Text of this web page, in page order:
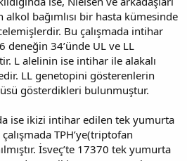
alkol bağımlısı bir hasta kümesinde
Bu çalışmada intihar
34’ünde UL ve LL
L alelinin ise intihar ile alakalı
LL genetopini gösterenlerin
gösterdikleri bulunmuştur.
ise ikizi intihar edilen tek yumurta
çalışmada TPH’ye(triptofan
İsveç’te 17370 tek yumurta